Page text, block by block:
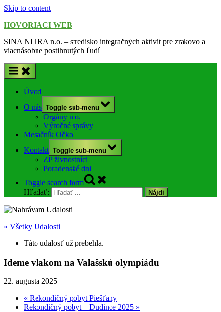
Skip to content
HOVORIACI WEB
SINA NITRA n.o. – stredisko integračných aktivít pre zrakovo a
viacnásobne postihnutých ľudí
Úvod
O nás Toggle sub-menu
Orgány n.o.
Výročné správy
Mesačník Očko
Kontakt Toggle sub-menu
ZP živnostníci
Poradenské dni
Toggle search form
Hľadať:
« Všetky Udalosti
Táto udalosť už prebehla.
Ideme vlakom na Valašskú olympiádu
22. augusta 2025
« Rekondičný pobyt Piešťany
Rekondičný pobyt – Dudince 2025 »